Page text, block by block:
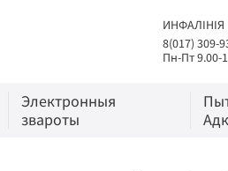
ИНФАЛІНІЯ
8(017) 309-
Пн-Пт 9.00-
Электронныя
звароты